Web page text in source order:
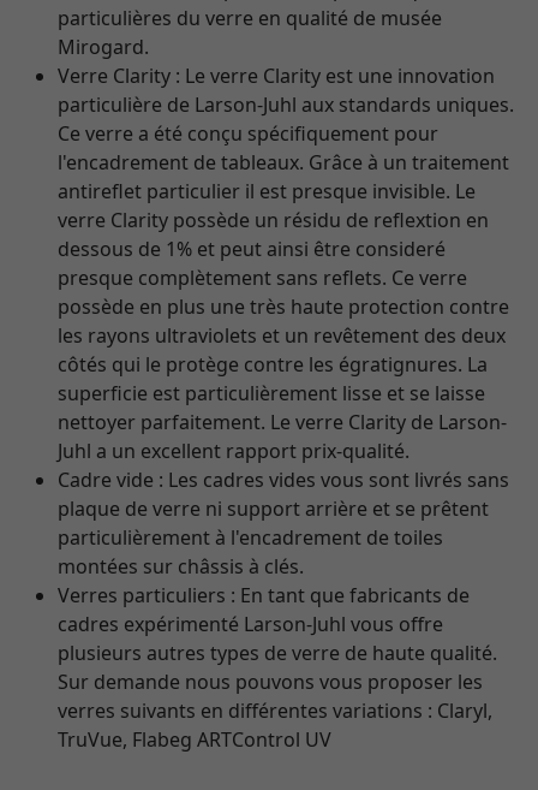
particulières du verre en qualité de musée
Mirogard.
Verre Clarity : Le verre Clarity est une innovation
particulière de Larson-Juhl aux standards uniques.
Ce verre a été conçu spécifiquement pour
l'encadrement de tableaux. Grâce à un traitement
antireflet particulier il est presque invisible. Le
verre Clarity possède un résidu de reflextion en
dessous de 1% et peut ainsi être consideré
presque complètement sans reflets. Ce verre
possède en plus une très haute protection contre
les rayons ultraviolets et un revêtement des deux
côtés qui le protège contre les égratignures. La
superficie est particulièrement lisse et se laisse
nettoyer parfaitement. Le verre Clarity de Larson-
Juhl a un excellent rapport prix-qualité.
Cadre vide : Les cadres vides vous sont livrés sans
plaque de verre ni support arrière et se prêtent
particulièrement à l'encadrement de toiles
montées sur châssis à clés.
Verres particuliers : En tant que fabricants de
cadres expérimenté Larson-Juhl vous offre
plusieurs autres types de verre de haute qualité.
Sur demande nous pouvons vous proposer les
verres suivants en différentes variations : Claryl,
TruVue, Flabeg ARTControl UV